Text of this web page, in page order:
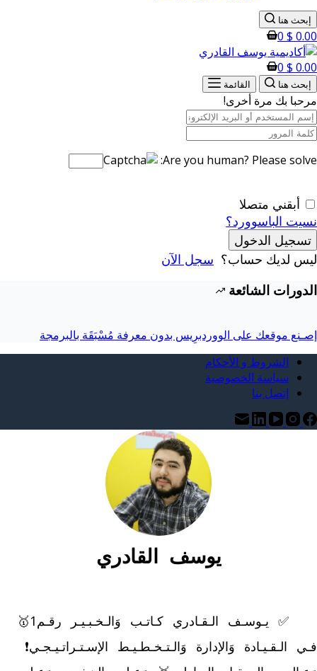
إبحث هنا
0.00
$
0
0.00
$
0
إبحث هنا القائمة
مرحبا بك مرة أخرى!
Are you human? Please solve:
أبقني متصلا
نسيت الباسوورد؟
تسجيل الدخول
ليس لديك حساب؟ سجل الآن
الدورات الشائعة
إصـنع موقعك على الووردبرِيس بدون معرفة مُسْبَقَة بالبرمجة
الشروط و الأحكام
سياسة الخصوصية
إتصل بنا
يوسف القادري